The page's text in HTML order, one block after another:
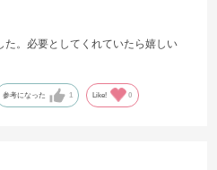
た。必要としてくれていたら嬉しい
参考になった 1 Like! 0